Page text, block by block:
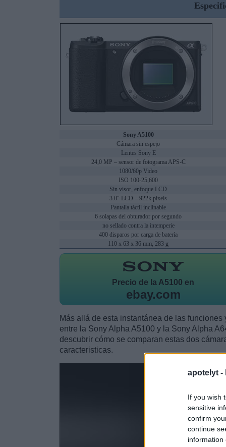
apotelyt -
If you wish
sensitive
confirm
continue
information
Sony A5100
Cámara sin espejo
Lentes Sony E
24,0 MP – sensor de fotograma APS-C
1080/60p Video
ISO 100-25,600
Sin visor, enfoque LCD
3.0" LCD – 922k pixels
Pantalla táctil inclinable
6 solapas del obturador por segundo
no sellado contra la intemperie
400 disparos por carga de batería
110 x 63 x 36 mm, 283 g
Precio de la A5100 en
ebay.com
Más allá de esta instantánea de las
entre la Sony Alpha A5100 y la Sony Alpha
descubrir cómo se comparan estas dos
caracteristicas.